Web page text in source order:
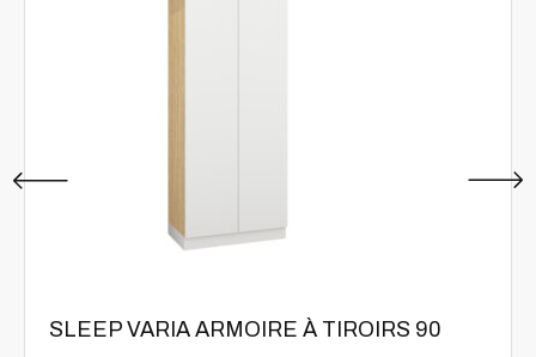
SLEEP VARIA ARMOIRE À TIROIRS 90